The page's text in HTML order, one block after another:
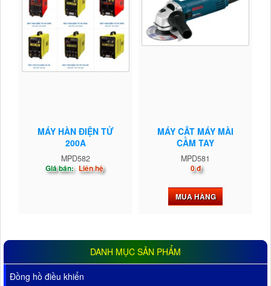
MÁY HÀN ĐIỆN TỬ
200A
MPD582
Giá bán: Liên hệ
MÁY CẮT MÁY MÀI
CẦM TAY
MPD581
0 đ
MUA HÀNG
DANH MỤC SẢN PHẨM
Đồng hồ điều khiển